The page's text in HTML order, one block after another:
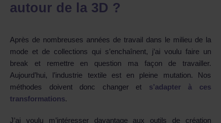
autour de la 3D ?
Après de nombreuses années de travail dans le milieu de la
mode et de collections qui s’enchaînent, j’ai voulu faire un
break et remettre en question ma façon de travailler.
Aujourd’hui, l’industrie textile est en pleine mutation. Nos
méthodes doivent donc changer et s’adapter à ces
transformations.
J’ai voulu m’intéresser davantage aux outils de création